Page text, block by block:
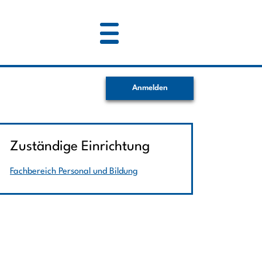
Anmelden
Zuständige Einrichtung
Fachbereich Personal und Bildung